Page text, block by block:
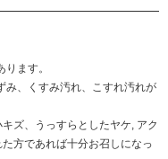
ます。
み、くすみ汚れ、こすれ汚れが
ズ、うっすらとしたヤケ, アク
方であれば十分お召しになっ